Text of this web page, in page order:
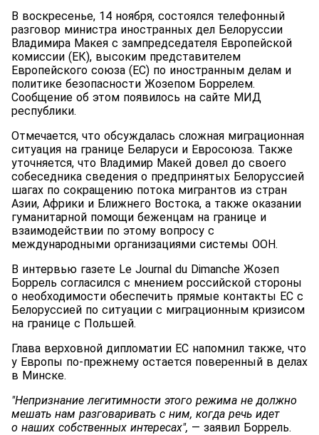
В воскресенье, 14 ноября, состоялся телефонный
разговор министра иностранных дел Белоруссии
Владимира Макея с зампредседателя Европейской
комиссии (ЕК), высоким представителем
Европейского союза (ЕС) по иностранным делам и
политике безопасности Жозепом Боррелем.
Сообщение об этом появилось на сайте МИД
республики.
Отмечается, что обсуждалась сложная миграционная
ситуация на границе Беларуси и Евросоюза. Также
уточняется, что Владимир Макей довел до своего
собеседника сведения о предпринятых Белоруссией
шагах по сокращению потока мигрантов из стран
Азии, Африки и Ближнего Востока, а также оказании
гуманитарной помощи беженцам на границе и
взаимодействии по этому вопросу с
международными организациями системы ООН.
В интервью газете Le Journal du Dimanche Жозеп
Боррель согласился с мнением российской стороны
о необходимости обеспечить прямые контакты ЕС с
Белоруссией по ситуации с миграционным кризисом
на границе с Польшей.
Глава верховной дипломатии ЕС напомнил также, что
у Европы по-прежнему остается поверенный в делах
в Минске.
"Непризнание легитимности этого режима не должно
мешать нам разговаривать с ним, когда речь идет
о наших собственных интересах", — заявил Боррель.